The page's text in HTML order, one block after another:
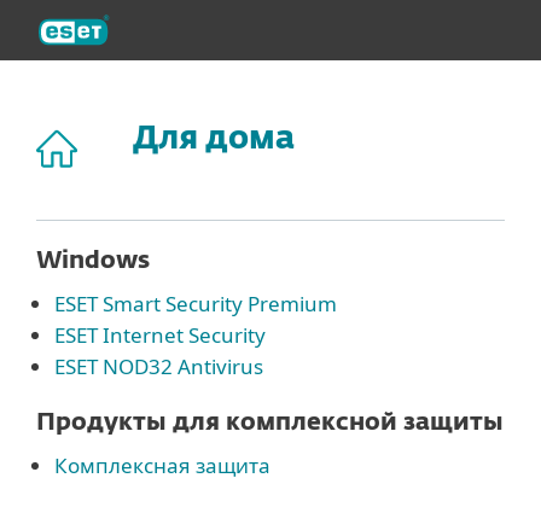
Для дома
Windows
ESET Smart Security Premium
ESET Internet Security
ESET NOD32 Antivirus
Продукты для комплексной защиты
Комплексная защита
ESET